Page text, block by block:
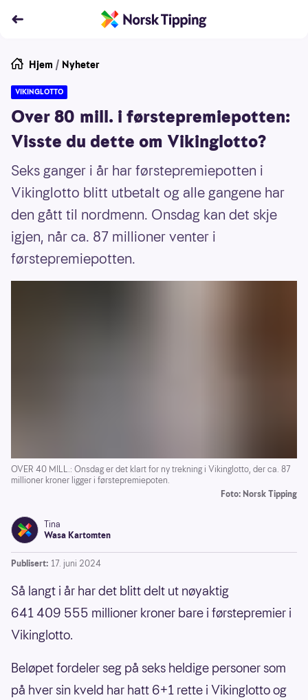
Hjem / Nyheter
VIKINGLOTTO
Over 80 mill. i førstepremiepotten:
Visste du dette om Vikinglotto?
Seks ganger i år har førstepremiepotten i
Vikinglotto blitt utbetalt og alle gangene har
den gått til nordmenn. Onsdag kan det skje
igjen, når ca. 87 millioner venter i
førstepremiepotten.
OVER 40 MILL.: Onsdag er det klart for ny trekning i Vikinglotto, der ca. 87
millioner kroner ligger i førstepremiepoten.
Foto: Norsk Tipping
Tina
Wasa Kartomten
Publisert: 17. juni 2024
Så langt i år har det blitt delt ut nøyaktig
641 409 555 millioner kroner bare i førstepremier i
Vikinglotto.
Beløpet fordeler seg på seks heldige personer som
på hver sin kveld har hatt 6+1 rette i Vikinglotto og